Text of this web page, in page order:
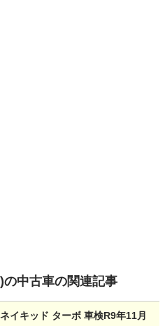
中古車の関連記事
イキッド ターボ 車検R9年11月